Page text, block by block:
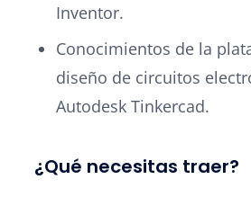
Inventor.
Conocimientos de la
diseño de circuitos
Autodesk Tinkercad.
¿Qué necesitas traer?